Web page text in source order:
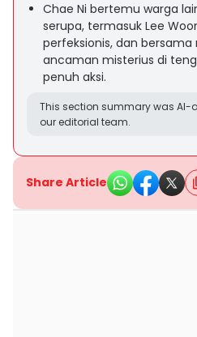
Chae Ni bertemu warga
serupa, termasuk Lee
perfeksionis, dan
ancaman misterius di
penuh aksi.
This section summary was AI-
our editorial team.
Share Article